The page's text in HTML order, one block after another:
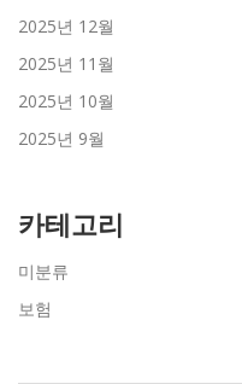
2025년 12월
2025년 11월
2025년 10월
2025년 9월
카테고리
미분류
보험